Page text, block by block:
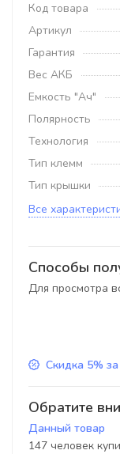
Код товара
Артикул
Гарантия
Вес АКБ
Емкость "Ач"
Полярность
Технология
Тип клемм
Тип крышки
Все
Способы
Для просмотра
Скидка 5%
Обратите
Данный товар
147 человек